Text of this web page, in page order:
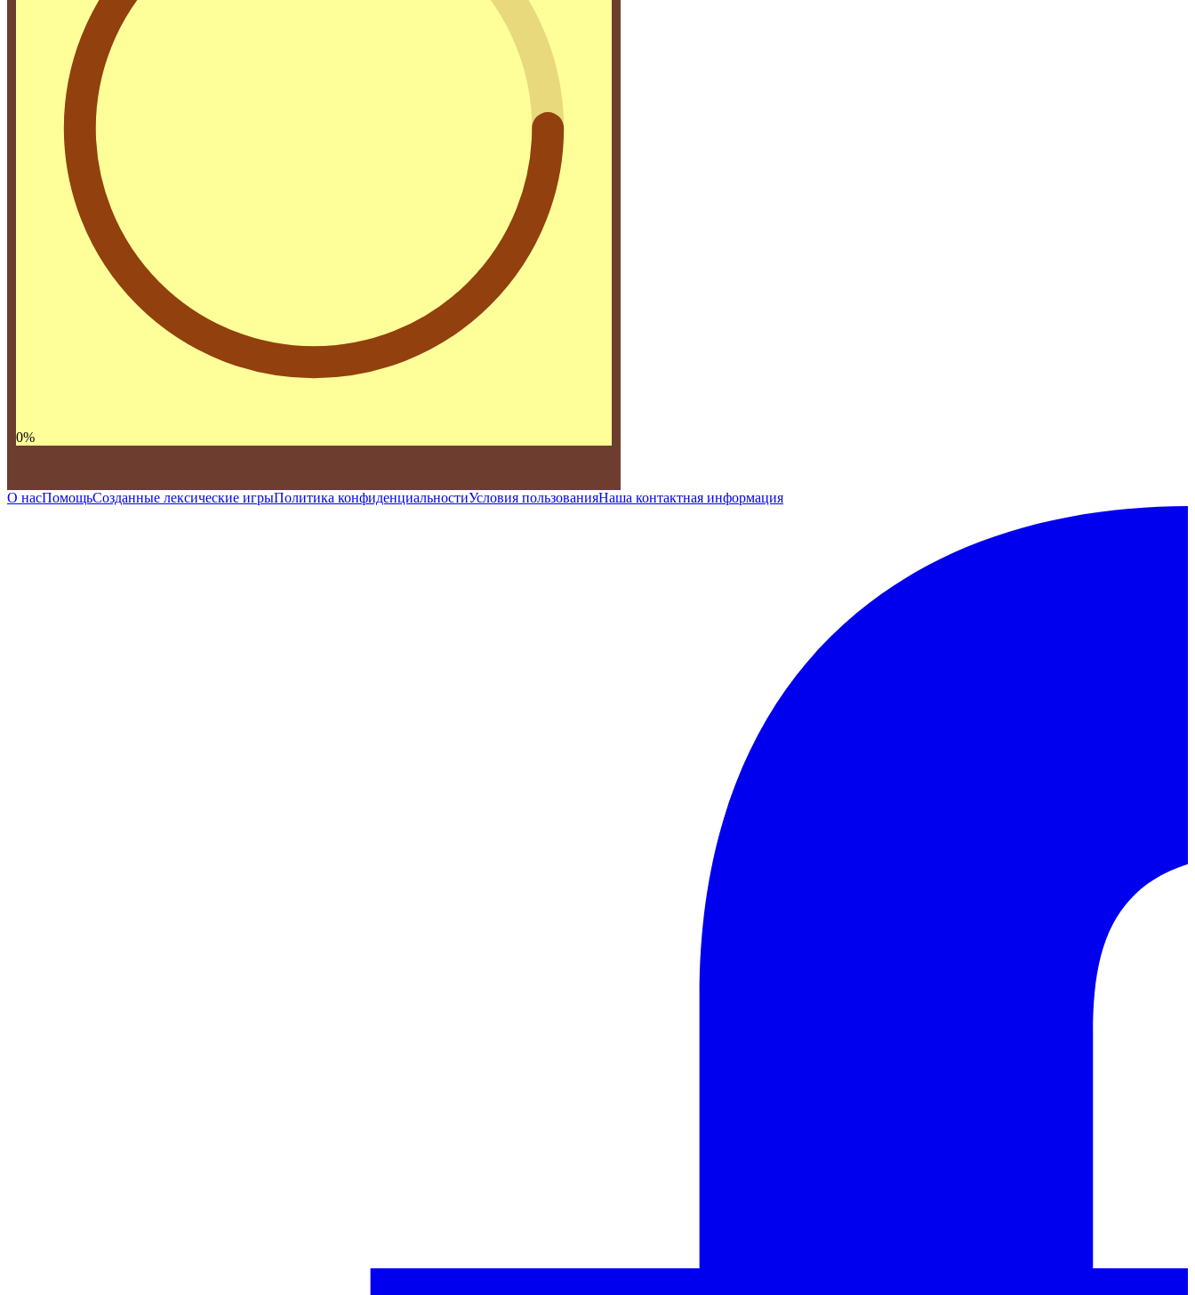
0%
О насПомощьСозданные лексические игрыПолитика конфиденциальностиУсловия пользованияНаша контактная информация